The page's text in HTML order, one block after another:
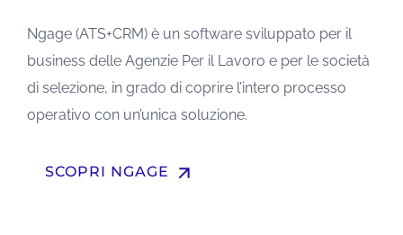
Ngage (ATS+CRM) è un software sviluppato per il
business delle Agenzie Per il Lavoro e per le società
di selezione, in grado di coprire l’intero processo
operativo con un’unica soluzione.
SCOPRI NGAGE arrow_upward